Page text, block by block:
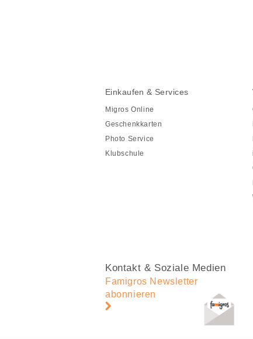
Einkaufen & Services
Migros Online
Geschenkkarten
Photo Service
Klubschule
Kontakt & Soziale Medien
Famigros Newsletter
abonnieren